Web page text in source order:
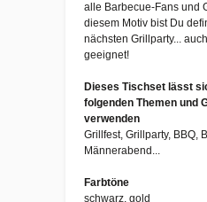
alle Barbecue-Fans und
diesem Motiv bist Du
nächsten Grillparty...
geeignet!
Dieses Tischset lässt
folgenden Themen und
verwenden
Grillfest, Grillparty, BBQ,
Männerabend...
Farbtöne
schwarz, gold